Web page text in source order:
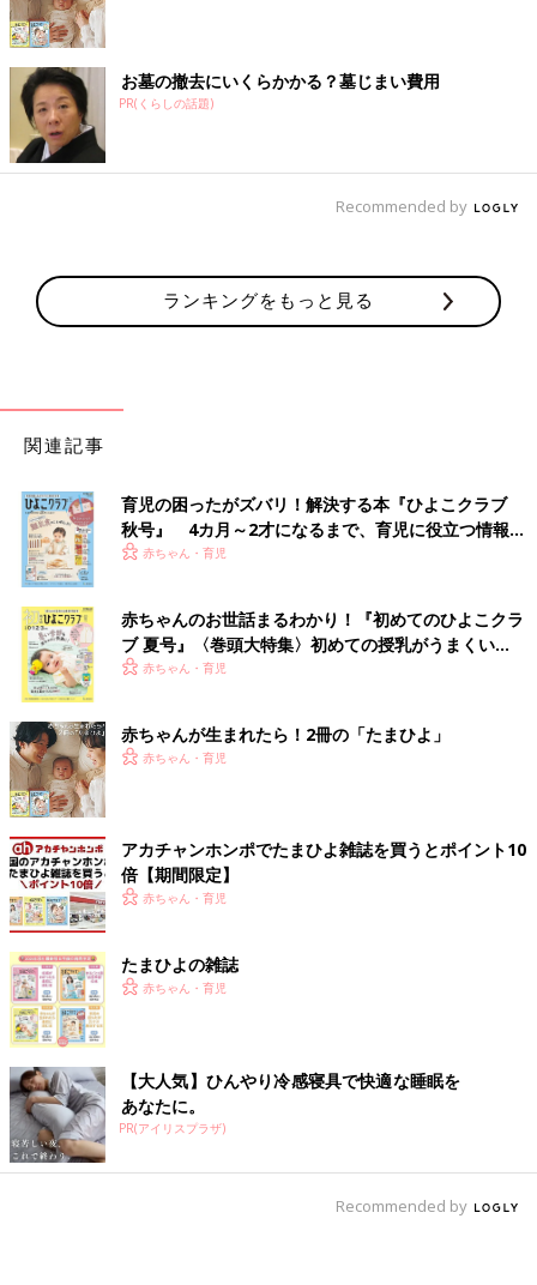
お墓の撤去にいくらかかる？墓じまい費用
PR(くらしの話題)
Recommended by
ランキングをもっと見る
関連記事
育児の困ったがズバリ！解決する本『ひよこクラブ
秋号』 4カ月～2才になるまで、育児に役立つ情報が
いっぱい！
赤ちゃん・育児
赤ちゃんのお世話まるわかり！『初めてのひよこクラ
ブ 夏号』〈巻頭大特集〉初めての授乳がうまくい
く！ おっぱい・ミルクの基本と夏のトラブル 解決テ
赤ちゃん・育児
赤ちゃんが生まれたら！2冊の「たまひよ」
赤ちゃん・育児
アカチャンホンポでたまひよ雑誌を買うとポイント10
倍【期間限定】
赤ちゃん・育児
たまひよの雑誌
赤ちゃん・育児
【大人気】ひんやり冷感寝具で快適な睡眠を
あなたに。
PR(アイリスプラザ)
Recommended by